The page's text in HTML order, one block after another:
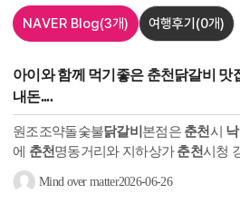
NAVER Blog(3개) 여행후기 (0개)
아이와 함께 먹기좋은 춘천닭갈비 맛
내돈....
원조조약돌숯불닭갈비 본점은 춘천시
에 춘천명동거리와 지하상가춘천시청
랜만에
께라...
Mind over matter2026-06-26